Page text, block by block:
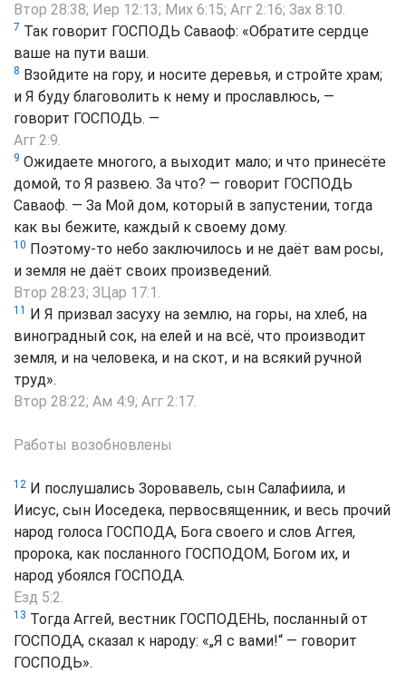
Втор 28:38; Иер 12:13; Мих 6:15; Агг 2:16; Зах 8:10.
7 Так говорит ГОСПОДЬ Саваоф: «Обратите сердце
ваше на пути ваши.
8 Взойдите на гору, и носите деревья, и стройте храм;
и Я буду благоволить к нему и прославлюсь, —
говорит ГОСПОДЬ. —
Агг 2:9.
9 Ожидаете многого, а выходит мало; и что принесёте
домой, то Я развею. За что? — говорит ГОСПОДЬ
Саваоф. — За Мой дом, который в запустении, тогда
как вы бежите, каждый к своему дому.
10 Поэтому-то небо заключилось и не даёт вам росы,
и земля не даёт своих произведений.
Втор 28:23; ЗЦар 17:1.
11
И Я призвал засуху на землю, на горы, на хлеб, на
виноградный сок, на елей и на всё, что производит
земля, и на человека, и на скот, и на всякий ручной
труд».
Втор 28:22; Ам 4:9; Агг 2:17.
Работы возобновлены
12 И послушались Зоровавель, сын Салафиила, и
Иисус, сын Иоседека, первосвященник, и весь прочий
народ голоса ГОСПОДА, Бога своего и слов Аггея,
пророка, как посланного ГОСПОДОМ, Богом их, и
народ убоялся ГОСПОДА.
Езд 5:2.
13 Тогда Аггей, вестник ГОСПОДЕНЬ, посланный от
ГОСПОДА, сказал к народу: «„Я с вами!“ — говорит
ГОСПОДЬ».